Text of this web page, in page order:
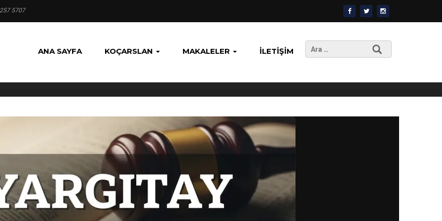
5707
ANA SAYFA KOÇARSLAN MAKALELER İLETIŞIM
Arama: